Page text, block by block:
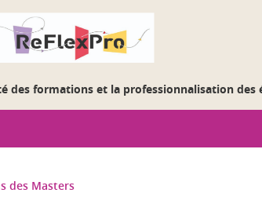
des formations et la professionnalisation des
des Masters